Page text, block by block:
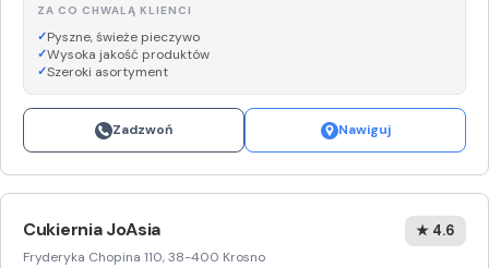
ZA CO CHWALĄ KLIENCI
Pyszne, świeże pieczywo
Wysoka jakość produktów
Szeroki asortyment
Zadzwoń Nawiguj
Cukiernia JoAsia
Fryderyka Chopina 110, 38-400 Krosno
★ 4.6